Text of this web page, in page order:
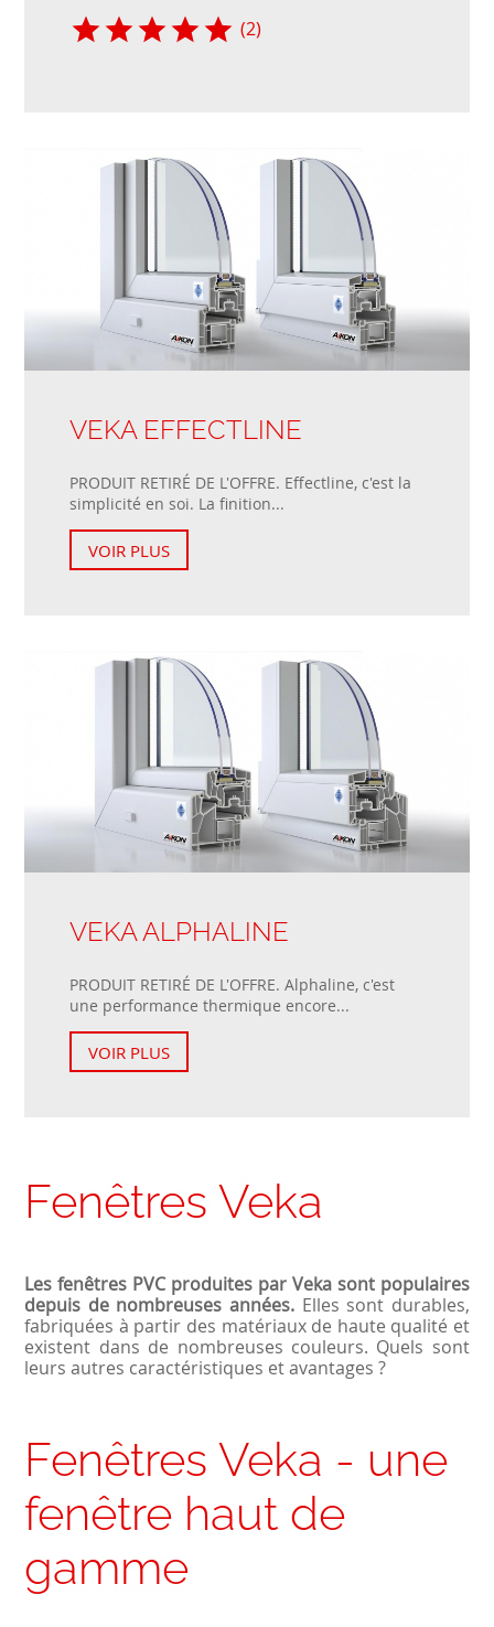
(2)
VEKA EFFECTLINE
PRODUIT RETIRÉ DE L'OFFRE. Effectline, c'est la
simplicité en soi. La finition...
VOIR PLUS
VEKA ALPHALINE
PRODUIT RETIRÉ DE L'OFFRE. Alphaline, c'est
une performance thermique encore...
VOIR PLUS
Fenêtres Veka
Les fenêtres PVC produites par Veka sont populaires
depuis de nombreuses années. Elles sont durables,
fabriquées à partir des matériaux de haute qualité et
existent dans de nombreuses couleurs. Quels sont
leurs autres caractéristiques et avantages ?
Fenêtres Veka - une
fenêtre haut de
gamme